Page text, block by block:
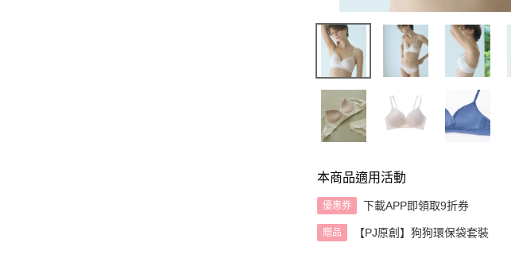
本商品適用活動
優惠券 下載APP即領取9折券
贈品 【PJ原創】狗狗環保袋套裝